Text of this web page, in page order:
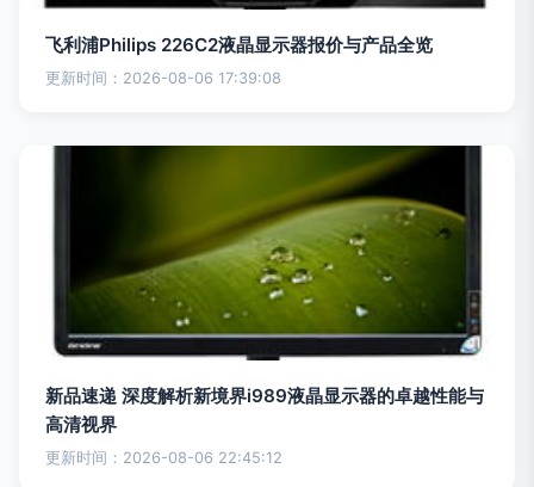
飞利浦Philips 226C2液晶显示器报价与产品全览
更新时间：2026-08-06 17:39:08
新品速递 深度解析新境界i989液晶显示器的卓越性能与
高清视界
更新时间：2026-08-06 22:45:12